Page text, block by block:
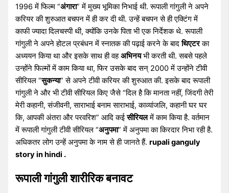
1996 में फिल्म “अंगारा” में मुख्य भूमिका निभाई थी. रूपाली गांगुली ने अपने
करियर की शुरुआत बचपन में ही कर दी थी. उन्हें बचपन से ही एक्टिंग में
काफी ज्यादा दिलचस्पी थी, क्योंकि उनके पिता भी एक निर्देशक थे. रूपाली
गांगुली ने अपने होटल प्रबंधन में स्नातक की पढ़ाई करने के बादथिएटरका
अध्ययन किया था और इसके साथ ही वहअभिनयभी करती थी. सबसे पहले
उन्होंने फिल्मों में काम किया था, फिर उसके बाद सन् 2000 में उन्होंने टीवी
सीरियल “सुकन्या” से अपने टीवी करियर की शुरुआत की. इसके बाद रूपाली
गांगुली ने और भी टीवी सीरियल किए जैसे “दिल है कि मानता नहीं, जिंदगी तेरी
मेरी कहानी, संजीवनी, साराभाई बनाम साराभाई, काव्यांजलि, कहानी घर घर
कि, आपकी अंतरा और परवरिश” आदि कईसीरियलमें काम किया है. वर्तमान
में रूपाली गांगुली टीवी सीरियल “अनुपमा” में अनुपमा का किरदार निभा रही है.
अधिकतर लोग उन्हें अनुपमा के नाम से ही जानते हैं.rupali ganguly
story in hindi .
रूपाली गांगुली शारीरिक बनावट